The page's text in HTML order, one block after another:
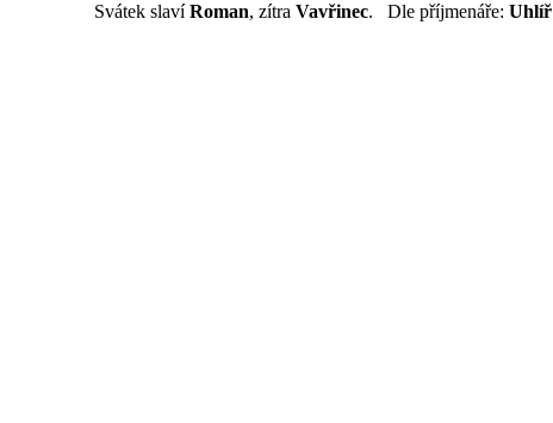
Svátek slavíRoman, zítra Vavřinec. Dle příjmenáře: Uhlíř